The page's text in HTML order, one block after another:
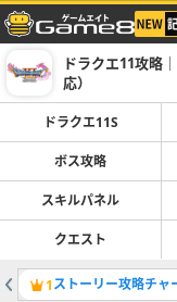
ドラクエ11攻略
応）
ドラクエ11S
ボス攻略
スキルパネル
クエスト
1ストーリー攻略チャ